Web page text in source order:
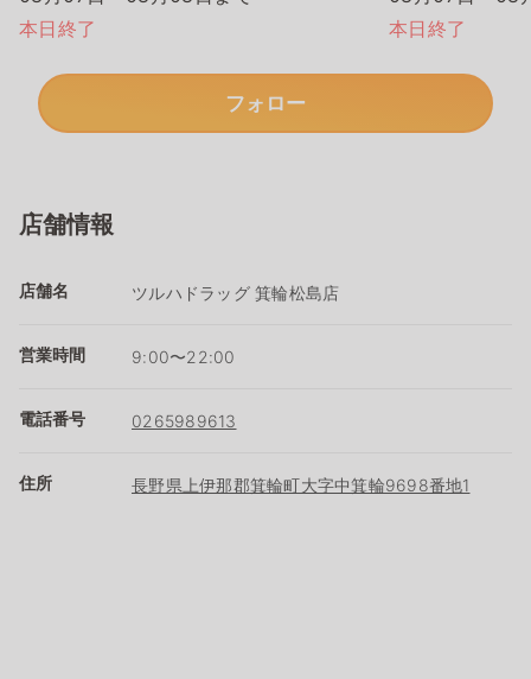
本日終了
本日終了
フォロー
店舗情報
店舗名 ツルハドラッグ 箕輪松島店
営業時間 9:00〜22:00
電話番号 0265989613
住所 長野県上伊那郡箕輪町大字中箕輪9698番地1